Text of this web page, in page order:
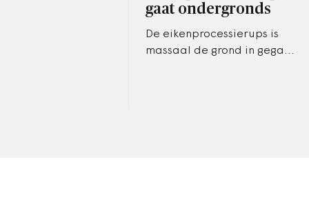
gaat ondergronds
De eikenprocessierups is
massaal de grond in gegaan.